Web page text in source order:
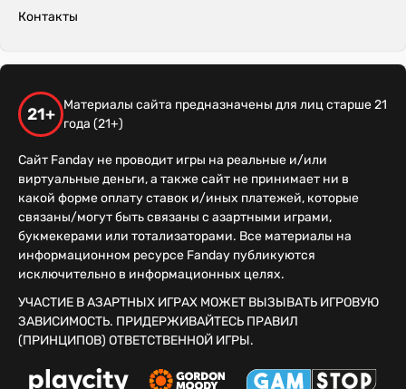
Контакты
21+
Материалы сайта предназначены для лиц старше 21
года (21+)
Сайт Fanday не проводит игры на реальные и/или
виртуальные деньги, а также сайт не принимает ни в
какой форме оплату ставок и/иных платежей, которые
связаны/могут быть связаны с азартными играми,
букмекерами или тотализаторами. Все материалы на
информационном ресурсе Fanday публикуются
исключительно в информационных целях.
УЧАСТИЕ В АЗАРТНЫХ ИГРАХ МОЖЕТ ВЫЗЫВАТЬ ИГРОВУЮ
ЗАВИСИМОСТЬ. ПРИДЕРЖИВАЙТЕСЬ ПРАВИЛ
(ПРИНЦИПОВ) ОТВЕТСТВЕННОЙ ИГРЫ.